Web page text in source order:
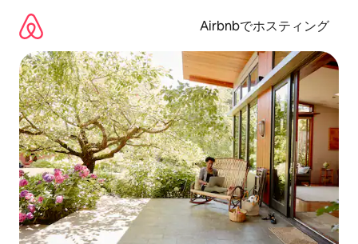
Airbnbでホスティング